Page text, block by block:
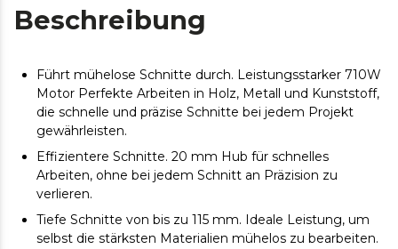
Beschreibung
Führt mühelose Schnitte durch. Leistungsstarker 710W
Motor Perfekte Arbeiten in Holz, Metall und Kunststoff,
die schnelle und präzise Schnitte bei jedem Projekt
gewährleisten.
Effizientere Schnitte. 20 mm Hub für schnelles
Arbeiten, ohne bei jedem Schnitt an Präzision zu
verlieren.
Tiefe Schnitte von bis zu 115 mm. Ideale Leistung, um
selbst die stärksten Materialien mühelos zu bearbeiten.